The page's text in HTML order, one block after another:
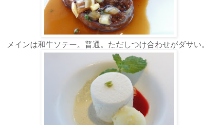
メインは和牛ソテー。普通。ただしつけ合わせがダサい。